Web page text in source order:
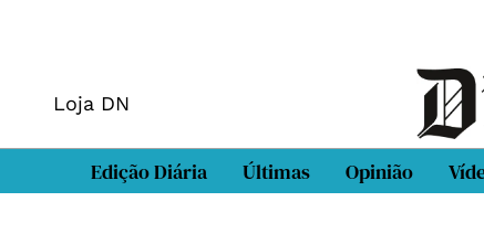
Loja DN
Edição Diária Últimas Opinião